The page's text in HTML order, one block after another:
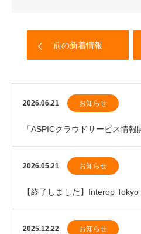
前の新着情報
2026.06.21 お知らせ
「ASPICクラウドサービス情
2026.05.21 お知らせ
【終了しました】Interop
張メッセ）
2025.12.22 お知らせ